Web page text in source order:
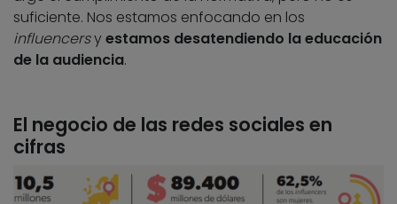
suficiente. Nos estamos enfocando en los
influencersyestamos desatendiendo la educación
de la audiencia.
El negocio de las redes sociales en
cifras